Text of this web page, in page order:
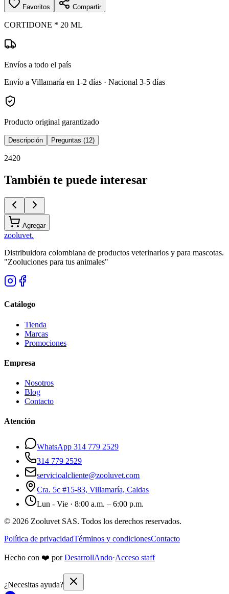
Favoritos Compartir
CORTIDONE * 20 ML
Envíos a todo el país
Envío a Villamaría en 1-2 días · Nacional 3-5 días
Producto original garantizado
Descripción Preguntas (12)
2420
También te puede interesar
Agregar
zooluvet.
Distribuidora colombiana de productos veterinarios y para mascotas.
"Zooluciones para tus animales"
Catálogo
Tienda
Marcas
Promociones
Empresa
Nosotros
Blog
Contacto
Atención
WhatsApp 314 779 2529
314 779 2529
servicioalcliente@zooluvet.com
Cra. 5c #15-83, Villamaría, Caldas
Lun - Vie · 8:00 a.m. – 6:00 p.m.
© 2026 Zooluvet SAS. Todos los derechos reservados.
Política de privacidadTérminos y condicionesContacto
Hecho con ❤️ por DesarrollAndo·Acceso staff
¿Necesitas ayuda?